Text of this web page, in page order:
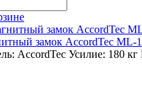
замок AccordTec ML-
AccordTec Усилие: 180 кг